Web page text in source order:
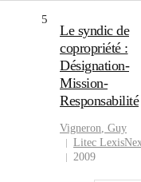
5
Le syndic de
copropriété :
Désignation-
Mission-
Responsabilité
Vigneron, Guy
Litec
2009